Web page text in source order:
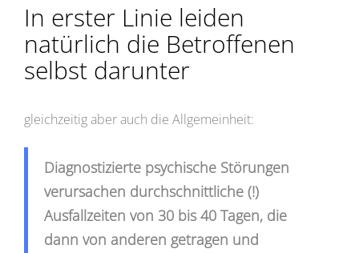
In erster Linie leiden
natürlich die Betroffenen
selbst darunter
gleichzeitig aber auch die Allgemeinheit:
Diagnostizierte psychische Störungen
verursachen durchschnittliche (!)
Ausfallzeiten von 30 bis 40 Tagen, die
dann von anderen getragen und